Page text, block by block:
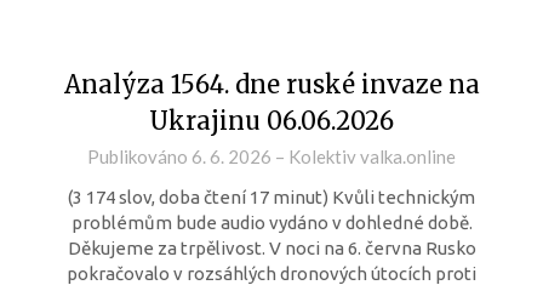
Analýza 1564. dne ruské invaze na
Ukrajinu 06.06.2026
Publikováno 6. 6. 2026 – Kolektiv valka.online
(3 174 slov, doba čtení 17 minut) Kvůli technickým
problémům bude audio vydáno v dohledné době.
Děkujeme za trpělivost. V noci na 6. června Rusko
pokračovalo v rozsáhlých dronových útocích proti